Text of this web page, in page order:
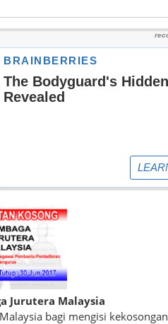
Jurutera Malaysia
bagi mengisi